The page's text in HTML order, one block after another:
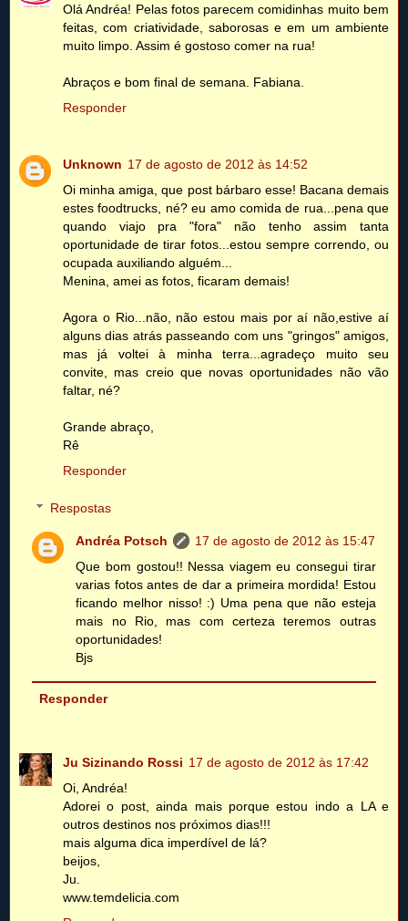
Olá Andréa! Pelas fotos parecem comidinhas muito bem
feitas, com criatividade, saborosas e em um ambiente
muito limpo. Assim é gostoso comer na rua!
Abraços e bom final de semana. Fabiana.
Responder
Unknown 17 de agosto de 2012 às 14:52
Oi minha amiga, que post bárbaro esse! Bacana demais
estes foodtrucks, né? eu amo comida de rua...pena que
quando viajo pra "fora" não tenho assim tanta
oportunidade de tirar fotos...estou sempre correndo, ou
ocupada auxiliando alguém...
Menina, amei as fotos, ficaram demais!
Agora o Rio...não, não estou mais por aí não,estive aí
alguns dias atrás passeando com uns "gringos" amigos,
mas já voltei à minha terra...agradeço muito seu
convite, mas creio que novas oportunidades não vão
faltar, né?
Grande abraço,
Rê
Responder
Respostas
Andréa Potsch
17 de agosto de 2012 às 15:47
Que bom gostou!! Nessa viagem eu consegui tirar
varias fotos antes de dar a primeira mordida! Estou
ficando melhor nisso! :) Uma pena que não esteja
mais no Rio, mas com certeza teremos outras
oportunidades!
Bjs
Responder
Ju Sizinando Rossi 17 de agosto de 2012 às 17:42
Oi, Andréa!
Adorei o post, ainda mais porque estou indo a LA e
outros destinos nos próximos dias!!!
mais alguma dica imperdível de lá?
beijos,
Ju.
www.temdelicia.com